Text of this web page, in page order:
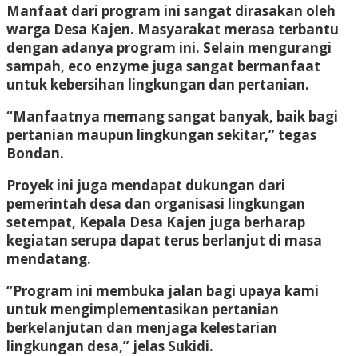
Manfaat dari program ini sangat dirasakan oleh
warga Desa Kajen. Masyarakat merasa terbantu
dengan adanya program ini. Selain mengurangi
sampah, eco enzyme juga sangat bermanfaat
untuk kebersihan lingkungan dan pertanian.
“Manfaatnya memang sangat banyak, baik bagi
pertanian maupun lingkungan sekitar,” tegas
Bondan.
Proyek ini juga mendapat dukungan dari
pemerintah desa dan organisasi lingkungan
setempat, Kepala Desa Kajen juga berharap
kegiatan serupa dapat terus berlanjut di masa
mendatang.
“Program ini membuka jalan bagi upaya kami
untuk mengimplementasikan pertanian
berkelanjutan dan menjaga kelestarian
lingkungan desa,” jelas Sukidi.